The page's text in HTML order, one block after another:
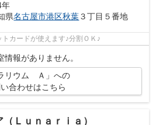
年
県名古屋市港区秋葉３丁目５番地
カードが使えます♪分割ＯＫ♪
情報がありません。
リウム Ａ」への
合わせはこちら
Ｌｕｎａｒｉａ）